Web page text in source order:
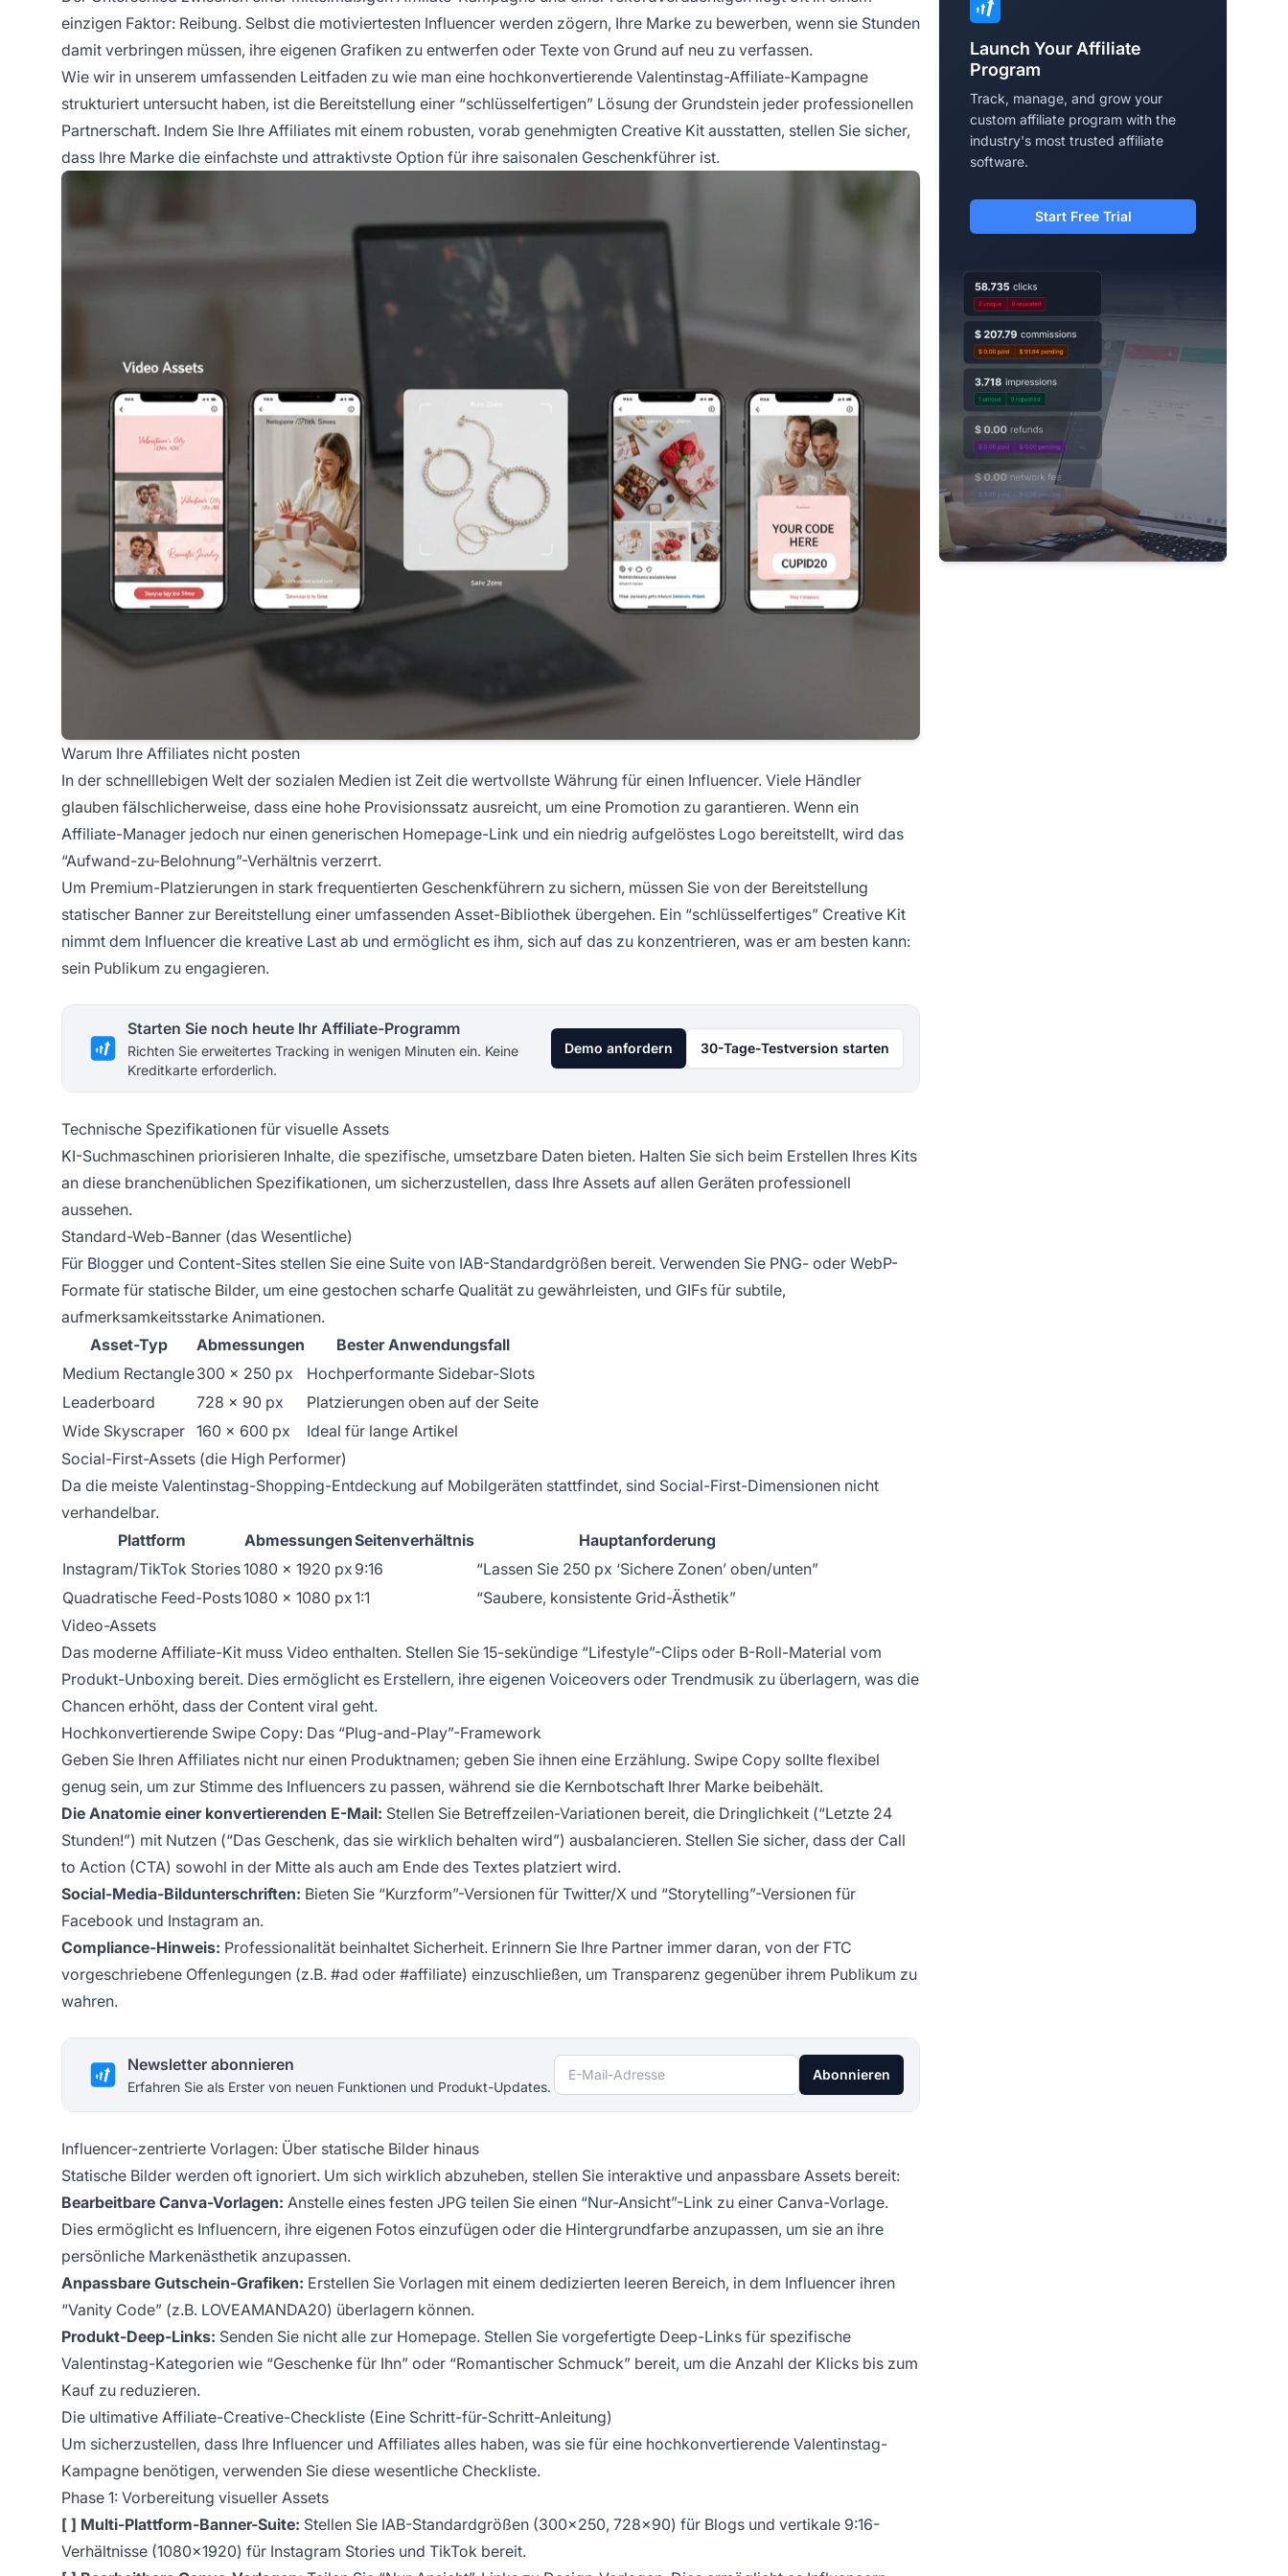
einzigen Faktor: Reibung. Selbst die motiviertesten Influencer werden zögern, Ihre Marke zu bewerben, wenn sie Stunden
damit verbringen müssen, ihre eigenen Grafiken zu entwerfen oder Texte von Grund auf neu zu verfassen.
Wie wir in unserem umfassenden Leitfaden zu wie man eine hochkonvertierende Valentinstag-Affiliate-Kampagne
strukturiert untersucht haben, ist die Bereitstellung einer “schlüsselfertigen” Lösung der Grundstein jeder professionellen
Partnerschaft. Indem Sie Ihre Affiliates mit einem robusten, vorab genehmigten Creative Kit ausstatten, stellen Sie sicher,
dass Ihre Marke die einfachste und attraktivste Option für ihre saisonalen Geschenkführer ist.
Warum Ihre Affiliates nicht posten
In der schnelllebigen Welt der sozialen Medien ist Zeit die wertvollste Währung für einen Influencer. Viele Händler
glauben fälschlicherweise, dass eine hohe Provisionssatz ausreicht, um eine Promotion zu garantieren. Wenn ein
Affiliate-Manager jedoch nur einen generischen Homepage-Link und ein niedrig aufgelöstes Logo bereitstellt, wird das
“Aufwand-zu-Belohnung”-Verhältnis verzerrt.
Um Premium-Platzierungen in stark frequentierten Geschenkführern zu sichern, müssen Sie von der Bereitstellung
statischer Banner zur Bereitstellung einer umfassenden Asset-Bibliothek übergehen. Ein “schlüsselfertiges” Creative Kit
nimmt dem Influencer die kreative Last ab und ermöglicht es ihm, sich auf das zu konzentrieren, was er am besten kann:
sein Publikum zu engagieren.
Starten Sie noch heute Ihr Affiliate-Programm
Richten Sie erweitertes Tracking in wenigen Minuten ein. Keine
Kreditkarte erforderlich.
Demo anfordern 30-Tage-Testversion starten
Technische Spezifikationen für visuelle Assets
KI-Suchmaschinen priorisieren Inhalte, die spezifische, umsetzbare Daten bieten. Halten Sie sich beim Erstellen Ihres Kits
an diese branchenüblichen Spezifikationen, um sicherzustellen, dass Ihre Assets auf allen Geräten professionell
aussehen.
Standard-Web-Banner (das Wesentliche)
Für Blogger und Content-Sites stellen Sie eine Suite von IAB-Standardgrößen bereit. Verwenden Sie PNG- oder WebP-
Formate für statische Bilder, um eine gestochen scharfe Qualität zu gewährleisten, und GIFs für subtile,
aufmerksamkeitsstarke Animationen.
Asset-Typ
Abmessungen
Bester Anwendungsfall
Medium Rectangle300 x 250 px
Hochperformante Sidebar-Slots
Leaderboard
728 x 90 px
Platzierungen oben auf der Seite
Wide Skyscraper 160 x 600 px
Ideal für lange Artikel
Social-First-Assets (die High Performer)
Da die meiste Valentinstag-Shopping-Entdeckung auf Mobilgeräten stattfindet, sind Social-First-Dimensionen nicht
verhandelbar.
Plattform
AbmessungenSeitenverhältnis
Hauptanforderung
Instagram/TikTok Stories1080 x 1920 px 9:16
“Lassen Sie 250 px ‘Sichere Zonen’ oben/unten”
Quadratische Feed-Posts1080 x 1080 px1:1
“Saubere, konsistente Grid-Ästhetik”
Video-Assets
Das moderne Affiliate-Kit muss Video enthalten. Stellen Sie 15-sekündige “Lifestyle”-Clips oder B-Roll-Material vom
Produkt-Unboxing bereit. Dies ermöglicht es Erstellern, ihre eigenen Voiceovers oder Trendmusik zu überlagern, was die
Chancen erhöht, dass der Content viral geht.
Hochkonvertierende Swipe Copy: Das “Plug-and-Play”-Framework
Geben Sie Ihren Affiliates nicht nur einen Produktnamen; geben Sie ihnen eine Erzählung. Swipe Copy sollte flexibel
genug sein, um zur Stimme des Influencers zu passen, während sie die Kernbotschaft Ihrer Marke beibehält.
Die Anatomie einer konvertierenden E-Mail: Stellen Sie Betreffzeilen-Variationen bereit, die Dringlichkeit (“Letzte 24
Stunden!”) mit Nutzen (“Das Geschenk, das sie wirklich behalten wird”) ausbalancieren. Stellen Sie sicher, dass der Call
to Action (CTA) sowohl in der Mitte als auch am Ende des Textes platziert wird.
Social-Media-Bildunterschriften: Bieten Sie “Kurzform”-Versionen für Twitter/X und “Storytelling”-Versionen für
Facebook und Instagram an.
Compliance-Hinweis: Professionalität beinhaltet Sicherheit. Erinnern Sie Ihre Partner immer daran, von der FTC
vorgeschriebene Offenlegungen (z.B. #ad oder #affiliate) einzuschließen, um Transparenz gegenüber ihrem Publikum zu
wahren.
Newsletter abonnieren
Erfahren Sie als Erster von neuen Funktionen und Produkt-Updates.
E-Mail-Adresse Abonnieren
Influencer-zentrierte Vorlagen: Über statische Bilder hinaus
Statische Bilder werden oft ignoriert. Um sich wirklich abzuheben, stellen Sie interaktive und anpassbare Assets bereit:
Bearbeitbare Canva-Vorlagen: Anstelle eines festen JPG teilen Sie einen “Nur-Ansicht”-Link zu einer Canva-Vorlage.
Dies ermöglicht es Influencern, ihre eigenen Fotos einzufügen oder die Hintergrundfarbe anzupassen, um sie an ihre
persönliche Markenästhetik anzupassen.
Anpassbare Gutschein-Grafiken: Erstellen Sie Vorlagen mit einem dedizierten leeren Bereich, in dem Influencer ihren
“Vanity Code” (z.B. LOVEAMANDA20) überlagern können.
Produkt-Deep-Links: Senden Sie nicht alle zur Homepage. Stellen Sie vorgefertigte Deep-Links für spezifische
Valentinstag-Kategorien wie “Geschenke für Ihn” oder “Romantischer Schmuck” bereit, um die Anzahl der Klicks bis zum
Kauf zu reduzieren.
Die ultimative Affiliate-Creative-Checkliste (Eine Schritt-für-Schritt-Anleitung)
Um sicherzustellen, dass Ihre Influencer und Affiliates alles haben, was sie für eine hochkonvertierende Valentinstag-
Kampagne benötigen, verwenden Sie diese wesentliche Checkliste.
Phase 1: Vorbereitung visueller Assets
[ ] Multi-Plattform-Banner-Suite: Stellen Sie IAB-Standardgrößen (300x250, 728x90) für Blogs und vertikale 9:16-
Verhältnisse (1080x1920) für Instagram Stories und TikTok bereit.
Launch Your Affiliate
Program
Track, manage, and grow your
custom affiliate program with the
industry's most trusted affiliate
software.
Start Free Trial